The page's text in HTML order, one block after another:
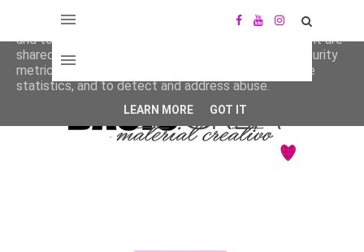
This site uses cookies from Google to deliver its services
and to analyze traffic. Your IP address and user-agent are
shared with Google along with performance and security
metrics to ensure quality of service, generate usage
statistics, and to detect and address abuse.
LEARN MORE GOT IT